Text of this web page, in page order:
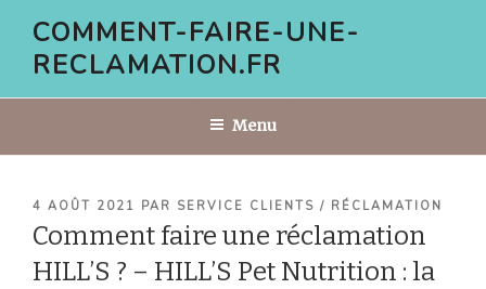
contenu
COMMENT-FAIRE-UNE-
RECLAMATION.FR
Menu
PUBLIÉ
LE
4 AOÛT 2021 PAR SERVICE CLIENTS / RÉCLAMATION
Comment faire une réclamation
HILL’S ? – HILL’S Pet Nutrition : la